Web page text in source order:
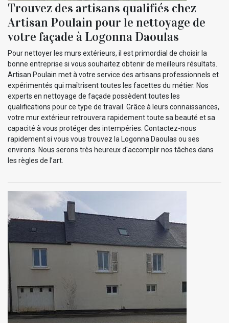
Trouvez des artisans qualifiés chez
Artisan Poulain pour le nettoyage de
votre façade à Logonna Daoulas
Pour nettoyer les murs extérieurs, il est primordial de choisir la
bonne entreprise si vous souhaitez obtenir de meilleurs résultats.
Artisan Poulain met à votre service des artisans professionnels et
expérimentés qui maîtrisent toutes les facettes du métier. Nos
experts en nettoyage de façade possèdent toutes les
qualifications pour ce type de travail. Grâce à leurs connaissances,
votre mur extérieur retrouvera rapidement toute sa beauté et sa
capacité à vous protéger des intempéries. Contactez-nous
rapidement si vous vous trouvez la Logonna Daoulas ou ses
environs. Nous serons très heureux d'accomplir nos tâches dans
les règles de l’art.